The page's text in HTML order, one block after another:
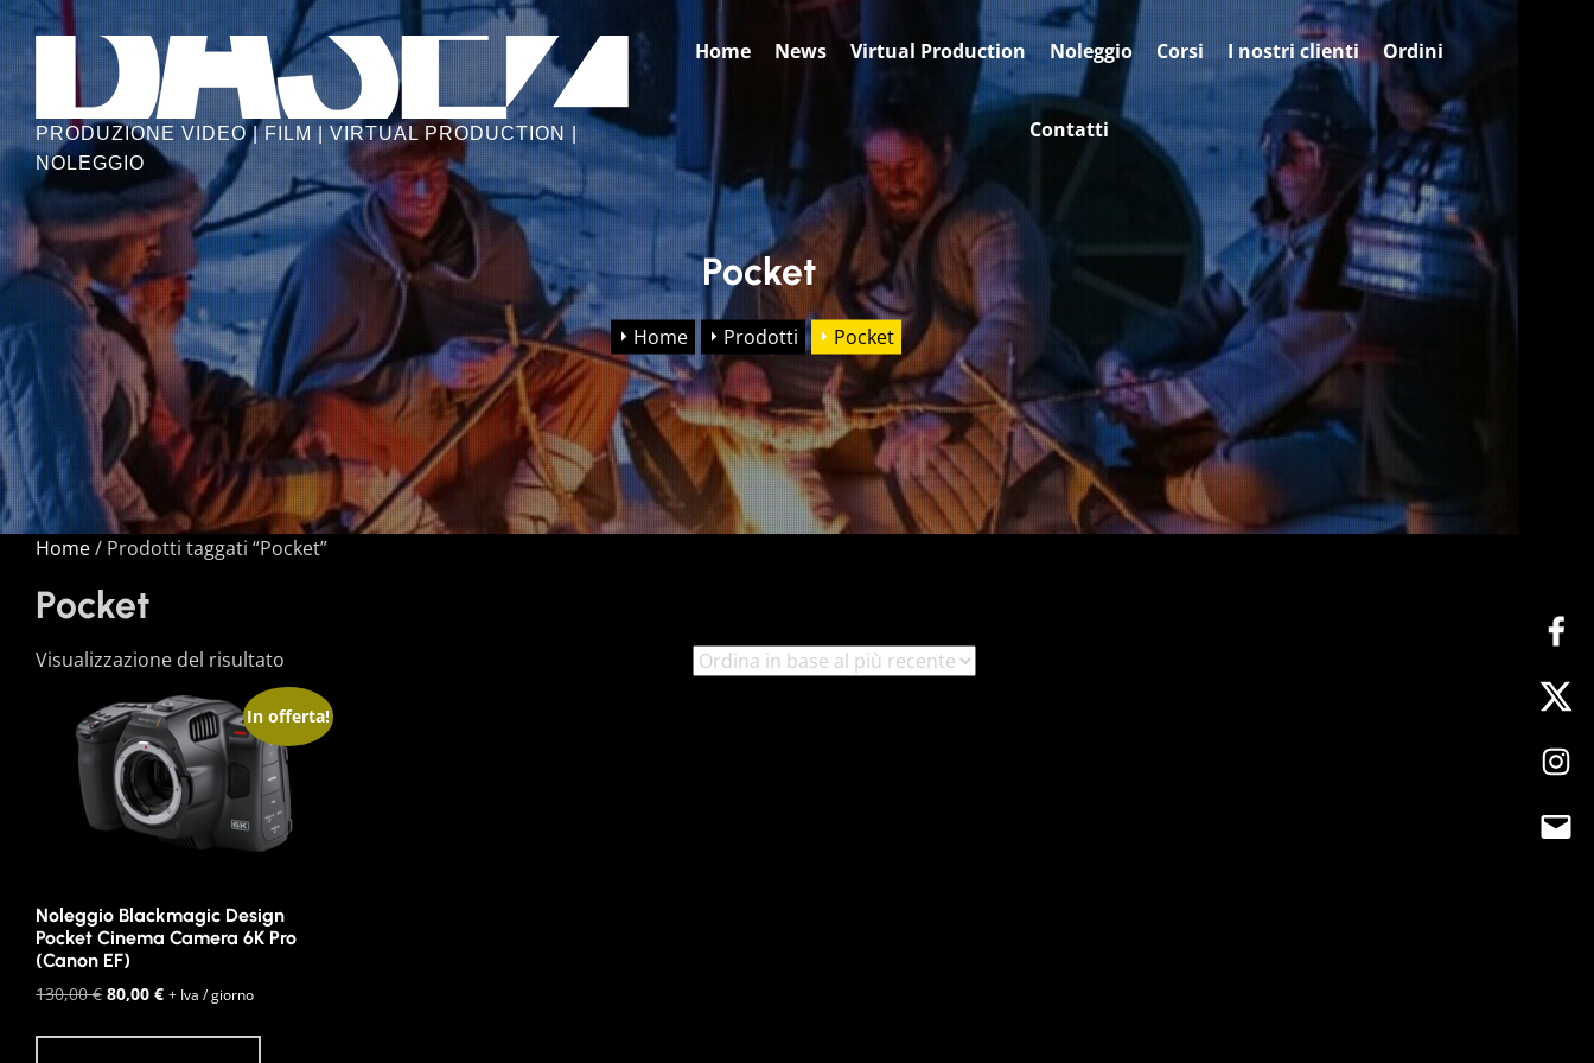
Skip
the
content
BASE2
FACTORY
PRODUZIONE VIDEO | FILM | VIRTUAL PRODUCTION |
NOLEGGIO
Home News Virtual Production Noleggio Corsi I nostri clienti Ordini
Contatti
Home Prodotti Pocket
Pocket
Home/ Prodotti taggati “Pocket”
Pocket
Visualizzazione del risultato
In offerta!
Noleggio Blackmagic Design
Pocket Cinema Camera 6K Pro
(Canon EF)
130,00€ Il
originale
80,00 €Il
attuale
+ Iva / giorno